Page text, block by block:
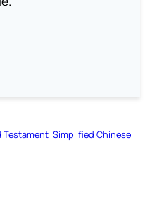
Testament Simplified Chinese